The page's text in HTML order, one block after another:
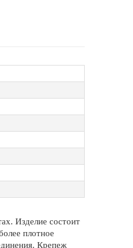
Изделие состоит
плотное
Крепеж